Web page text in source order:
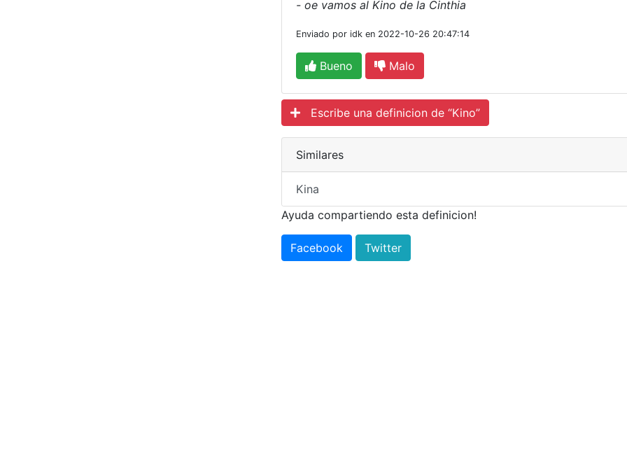
- oe vamos al Kino de la Cinthia
Enviado por idk en 2022-10-26 20:47:14
Bueno Malo
Escribe una definicion de “Kino”
Similares
Kina
Ayuda compartiendo esta definicion!
Facebook Twitter